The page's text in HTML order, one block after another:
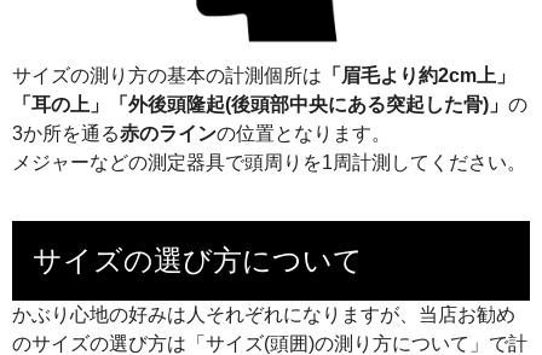
サイズの測り方の基本の計測個所は 「眉毛より約2cm上」
「耳の上」「外後頭隆起(後頭部中央にある突起した骨)」 の
3か所を通る赤のラインの位置となります。
メジャーなどの測定器具で頭周りを1周計測してください。
サイズの選び方について
かぶり心地の好みは人それぞれになりますが、当店お勧め
のサイズの選び方は「サイズ(頭囲)の測り方について」で計